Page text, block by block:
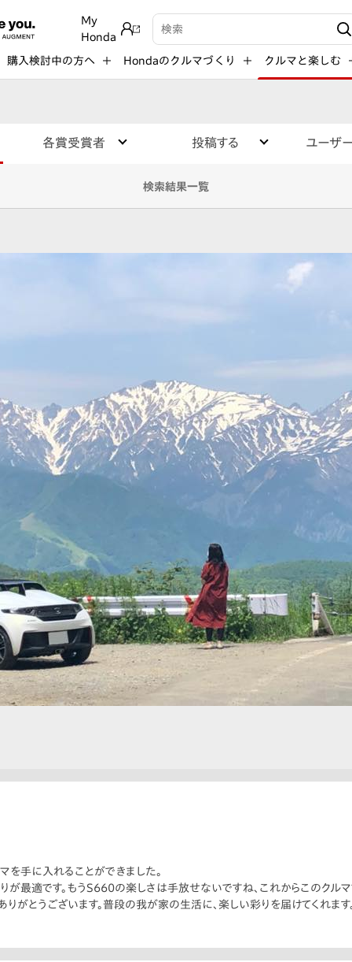
My
Honda
検索キーワード入力
購入検討中の方へ Hondaのクルマづくり クルマと楽しむ
各賞受賞者 投稿する ユーザ
検索結果一覧
を手に入れることができました。
最適です。もうS660の楽しさは手放せないですね、これからこのクル
がとうございます。普段の我が家の生活に、楽しい彩りを届けてくれます